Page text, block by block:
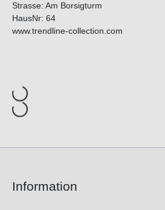
Strasse: Am Borsigturm
HausNr: 64
www.trendline-collection.com
Information